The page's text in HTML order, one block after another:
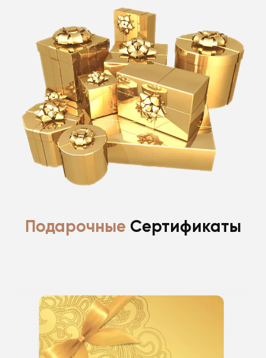
Скидка 15% именинникам на все
косметологические процедуры
в день рождения и 2 недели после.
Скидки не суммируются. Информацию
уточняйте у специалистов клиники.
Подарочные Сертификаты
У нас вы сможете приобрести
ПОДАРОЧНЫЕ КАРТЫ номиналом: